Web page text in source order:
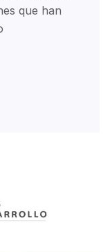
que han